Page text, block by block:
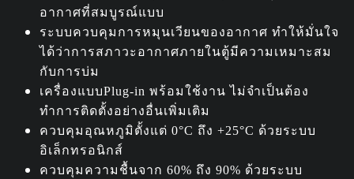
อากาศที่สมบูรณ์แบบ
ระบบควบคุมการหมุนเวียนของอากาศ ทำให้มั่นใจ
ได้ว่าการสภาวะอากาศภายในตู้มีความเหมาะสม
กับการบ่ม
เครื่องแบบPlug-in พร้อมใช้งาน ไม่จำเป็นต้อง
ทำการติดตั้งอย่างอื่นเพิ่มเติม
ควบคุมอุณหภูมิตั้งแต่ 0°C ถึง +25°C ด้วยระบบ
อิเล็กทรอนิกส์
ควบคุมความชื้นจาก 60% ถึง 90% ด้วยระบบ